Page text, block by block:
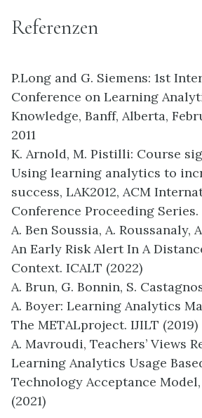
Referenzen
P.Long and G. Siemens: 1st
Conference on Learning
Knowledge, Banff, Alberta,
2011
K. Arnold, M. Pistilli: Course
Using learning analytics to
success, LAK2012, ACM
Conference Proceeding Series.
A. Ben Soussia, A. Roussanaly,
An Early Risk Alert In A
Context. ICALT (2022)
A. Brun, G. Bonnin, S.
A. Boyer: Learning Analytics
The METALproject. IJILT (2019)
A. Mavroudi, Teachers’ Views
Learning Analytics Usage
Technology Acceptance
(2021)